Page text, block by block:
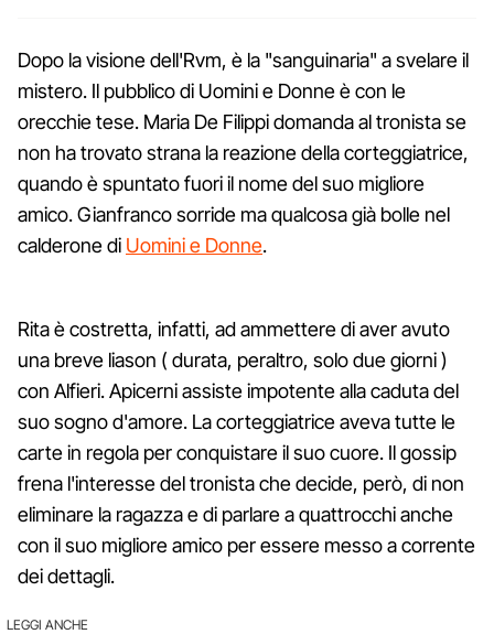
Dopo la visione dell'Rvm, è la "sanguinaria" a svelare il
mistero. Il pubblico di Uomini e Donne è con le
orecchie tese. Maria De Filippi domanda al tronista se
non ha trovato strana la reazione della corteggiatrice,
quando è spuntato fuori il nome del suo migliore
amico. Gianfranco sorride ma qualcosa già bolle nel
calderone di Uomini e Donne.
Rita è costretta, infatti, ad ammettere di aver avuto
una breve liason ( durata, peraltro, solo due giorni )
con Alfieri. Apicerni assiste impotente alla caduta del
suo sogno d'amore. La corteggiatrice aveva tutte le
carte in regola per conquistare il suo cuore. Il gossip
frena l'interesse del tronista che decide, però, di non
eliminare la ragazza e di parlare a quattrocchi anche
con il suo migliore amico per essere messo a corrente
dei dettagli.
LEGGI ANCHE